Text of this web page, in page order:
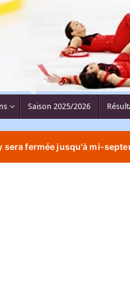
Saison 2025/2026
fermée jusqu'à mi-